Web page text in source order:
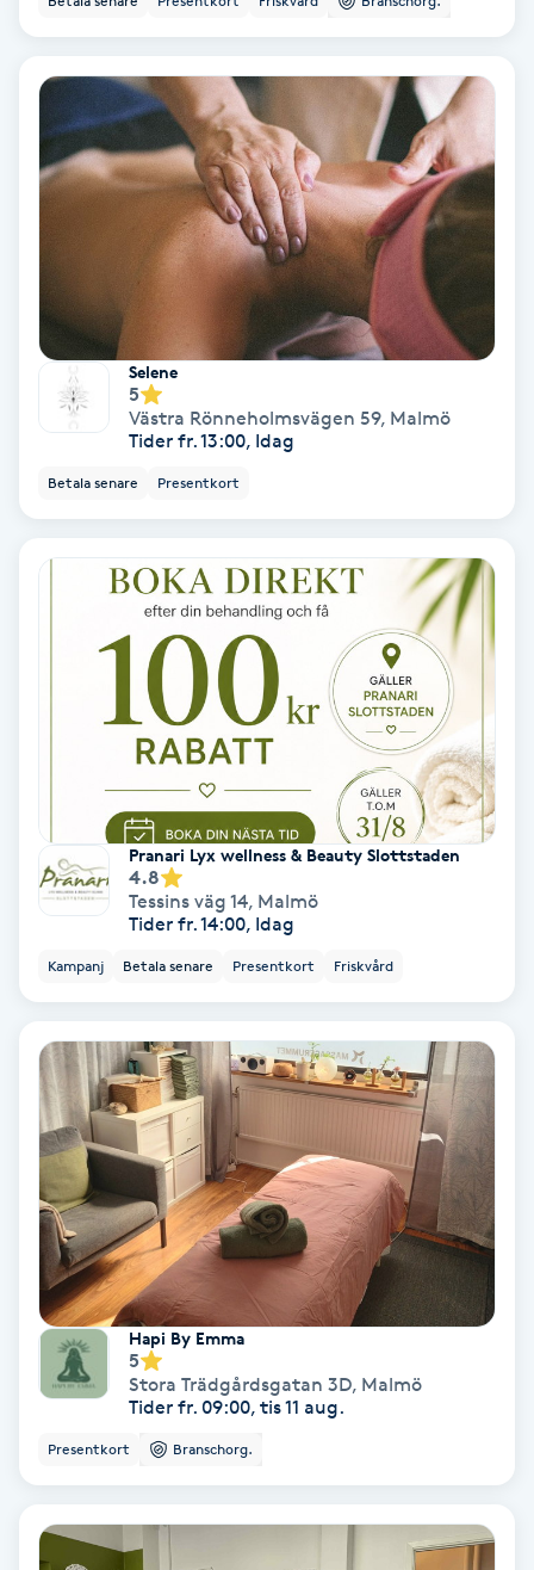
Läpptatuering
Makeup
Manikyr & Pedikyr
Massage
Medial vägledning
Medicinsk massage
Medium
Megavolymfransar
MicroPen
Microshading
Mixfransar
Nagelförlängning
Nagelförlängning akryl
Nagelförlängning gelé
Nagelförlängning glasfiber
Nagelförlängning silke
Nagelförstärkning
Nagelsvamp
Selene
5
Västra Rönneholmsvägen 59, Malmö
Tider fr. 13:00, Idag
Betala senare Presentkort
Pranari Lyx wellness & Beauty Slottstaden
4.8
Tessins väg 14, Malmö
Tider fr. 14:00, Idag
Kampanj Betala senare Presentkort Friskvård
Hapi By Emma
5
Stora Trädgårdsgatan 3D, Malmö
Tider fr. 09:00, tis 11 aug.
Presentkort Branschorg.